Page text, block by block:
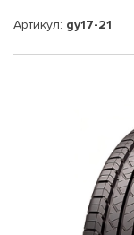
Артикул: gy17-21